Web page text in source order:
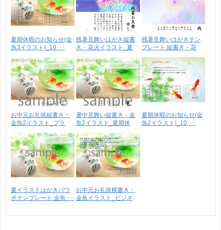
夏期休暇のお知らせ(金
魚3イラスト)_10･･･
残暑見舞いはがき縦書
き・花火イラスト_夏
残暑見舞いはがきテン
プレート 縦書き・花
お中元お礼状縦書き・
金魚2イラスト_プラ
暑中見舞い縦書き・金
魚2イラスト_夏期休
夏期休暇のお知らせ(金
魚2イラスト)_10･･･
夏イラストはがきパワ
ポテンプレート 金魚･･･
お中元お礼状横書き・
金魚イラスト_ビジネ